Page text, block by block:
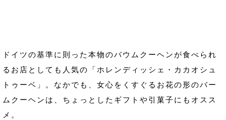
ドイツの基準に則った本物のバウムクーヘンが食べられ
るお店としても人気の「ホレンディッシェ・カカオシュ
トゥーベ」。なかでも、女心をくすぐるお花の形のバー
ムクーヘンは、ちょっとしたギフトや引菓子にもオスス
メ。